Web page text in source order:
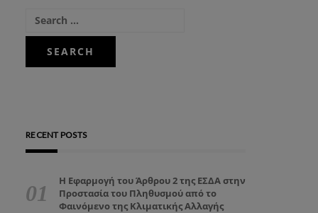
RECENT POSTS
Η Εφαρμογή του Άρθρου 2 της ΕΣΔΑ στην
Προστασία του Πληθυσμού από το
Φαινόμενο της Κλιματικής Αλλαγής